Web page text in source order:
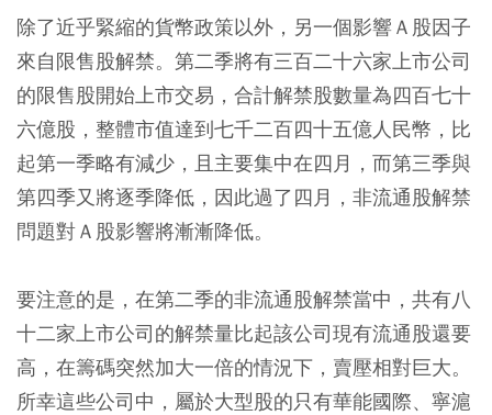
除了近乎緊縮的貨幣政策以外，另一個影響Ａ股因子
來自限售股解禁。第二季將有三百二十六家上市公司
的限售股開始上市交易，合計解禁股數量為四百七十
六億股，整體市值達到七千二百四十五億人民幣，比
起第一季略有減少，且主要集中在四月，而第三季與
第四季又將逐季降低，因此過了四月，非流通股解禁
問題對Ａ股影響將漸漸降低。
要注意的是，在第二季的非流通股解禁當中，共有八
十二家上市公司的解禁量比起該公司現有流通股還要
高，在籌碼突然加大一倍的情況下，賣壓相對巨大。
所幸這些公司中，屬於大型股的只有華能國際、寧滬